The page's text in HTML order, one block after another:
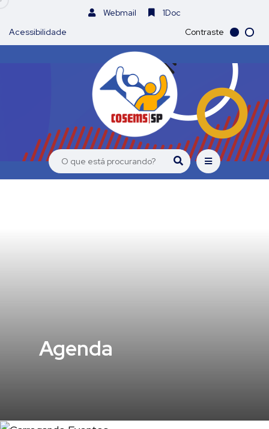
Webmail
1Doc
Acessibilidade
Contraste
Agenda